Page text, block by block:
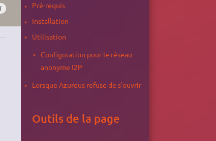
Pré-requis
Installation
Utilisation
Configuration pour le réseau
anonyme I2P
Lorsque Azureus refuse de s'ouvrir
Outils de la page